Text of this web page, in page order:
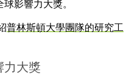
球影響力大獎。
普林斯頓大學團隊的研究工
力大獎